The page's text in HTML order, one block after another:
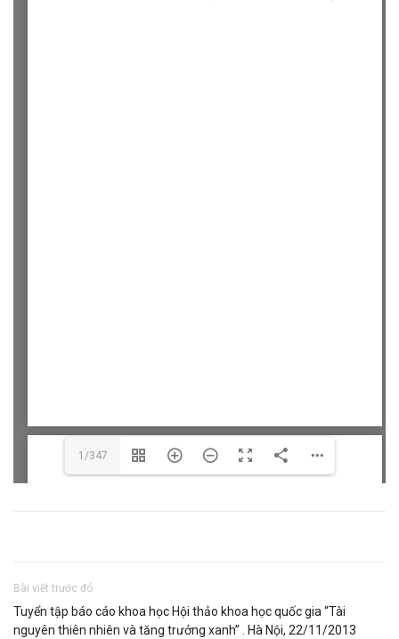
1/347
Bài viết trước đó
Tuyển tập báo cáo khoa học Hội thảo khoa học quốc gia “Tài
nguyên thiên nhiên và tăng trưởng xanh” . Hà Nội, 22/11/2013